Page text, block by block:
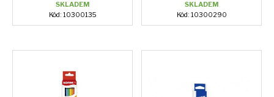
SKLADEM
Kód: 10300135
SKLADEM
Kód: 10300290